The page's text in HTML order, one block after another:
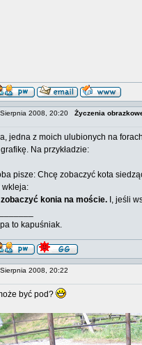
Sierpnia 2008, 20:20 Życzenia
jedna z moich ulubionych na
Na przykładzie:
pisze: Chcę zobaczyć kota
wkleja:
konia na moście. I, jeśli
to kapuśniak.
Sierpnia 2008, 20:22
być pod?